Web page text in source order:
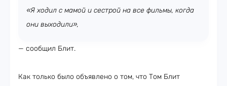
«Я ходил с мамой и сестрой на все фильмы, когда
они выходили»,
— сообщил Блит.
Как только было объявлено о том, что Том Блит